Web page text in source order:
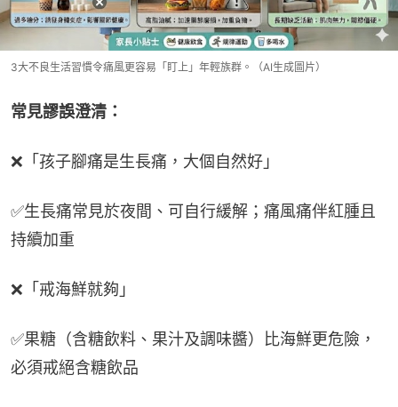
3大不良生活習慣令痛風更容易「盯上」年輕族群。（AI生成圖片）
常見謬誤澄清：
❌「孩子腳痛是生長痛，大個自然好」
✅生長痛常見於夜間、可自行緩解；痛風痛伴紅腫且
持續加重
❌「戒海鮮就夠」
✅果糖（含糖飲料、果汁及調味醬）比海鮮更危險，
必須戒絕含糖飲品